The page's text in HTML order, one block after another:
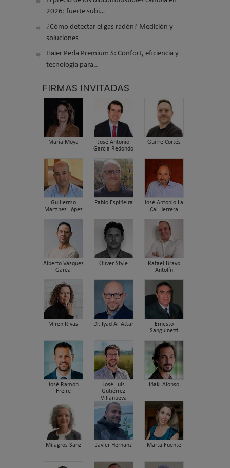
2026: fuerte subi…
¿Cómo detectar el gas radón? Medición y
soluciones
Haier Perla Premium S: Confort, eficiencia y
tecnología para…
FIRMAS INVITADAS
María Moya
José Antonio
García Redondo
Guifre Cortés
Guillermo
Martínez López
Pablo Espiñeira
José Antonio La
Cal Herrera
Alberto Vázquez
Garea
Oliver Style
Rafael Bravo
Antolín
Miren Rivas Dr. Iyad Al-Attar
Ernesto
Sanguinetti
José Ramón
Freire
José Luis
Gutiérrez
Villanueva
Iñaki Alonso
Milagros Sanz Javier Hernanz Marta Fuente